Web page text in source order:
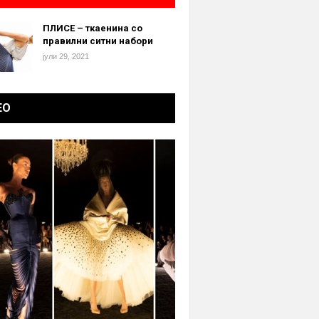
ПЛИСЕ – ткаенина со
правилни ситни набори
јули 29, 2021